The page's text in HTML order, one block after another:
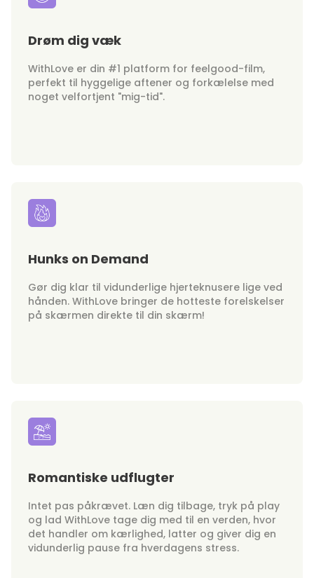
Drøm dig væk
WithLove er din #1 platform for feelgood-film,
perfekt til hyggelige aftener og forkælelse med
noget velfortjent "mig-tid".
Hunks on Demand
Gør dig klar til vidunderlige hjerteknusere lige ved
hånden. WithLove bringer de hotteste forelskelser
på skærmen direkte til din skærm!
Romantiske udflugter
Intet pas påkrævet. Læn dig tilbage, tryk på play
og lad WithLove tage dig med til en verden, hvor
det handler om kærlighed, latter og giver dig en
vidunderlig pause fra hverdagens stress.